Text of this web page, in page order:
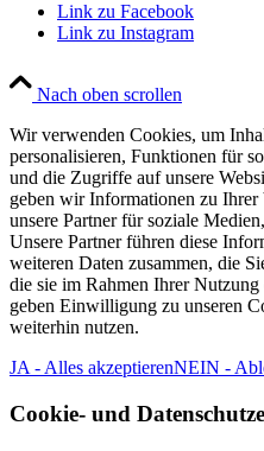
Link zu Facebook
Link zu Instagram
Nach oben scrollen
Wir verwenden Cookies, um
personalisieren, Funktionen für
und die Zugriffe auf unsere
geben wir Informationen zu Ihrer
unsere Partner für soziale
Unsere Partner führen diese
weiteren Daten zusammen, die
die sie im Rahmen Ihrer Nutzung
geben Einwilligung zu unseren
weiterhin nutzen.
JA - Alles akzeptierenNEIN -
Cookie- und